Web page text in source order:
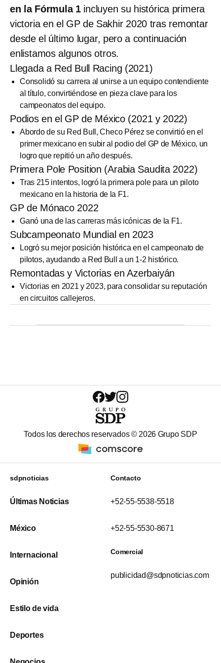
en la Fórmula 1incluyen su histórica primera
victoria en el GP de Sakhir 2020 tras remontar
desde el último lugar, pero a continuación
enlistamos algunos otros.
Llegada a Red Bull Racing (2021)
Consolidó su carrera al unirse a un equipo contendiente
al título, convirtiéndose en pieza clave para los
campeonatos del equipo.
Podios en el GP de México (2021 y 2022)
Abordo de su Red Bull, Checo Pérez se convirtió en el
primer mexicano en subir al podio del GP de México, un
logro que repitió un año después.
Primera Pole Position (Arabia Saudita 2022)
Tras 215 intentos, logró la primera pole para un piloto
mexicano en la historia de la F1.
GP de Mónaco 2022
Ganó una de las carreras más icónicas de la F1.
Subcampeonato Mundial en 2023
Logró su mejor posición histórica en el campeonato de
pilotos, ayudando a Red Bull a un 1-2 histórico.
Remontadas y Victorias en Azerbaiyán
Victorias en 2021 y 2023, para consolidar su reputación
en circuitos callejeros.
Todos los derechos reservados © 2026 Grupo SDP
sdpnoticias
Últimas Noticias
México
Internacional
Opinión
Estilo de vida
Deportes
Contacto
+52-55-5538-5518
+52-55-5530-8671
Comercial
publicidad@sdpnoticias.com